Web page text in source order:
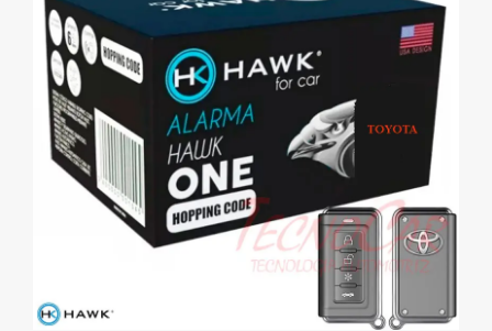
One
Toyota
Anticlon
Controles
Sensor